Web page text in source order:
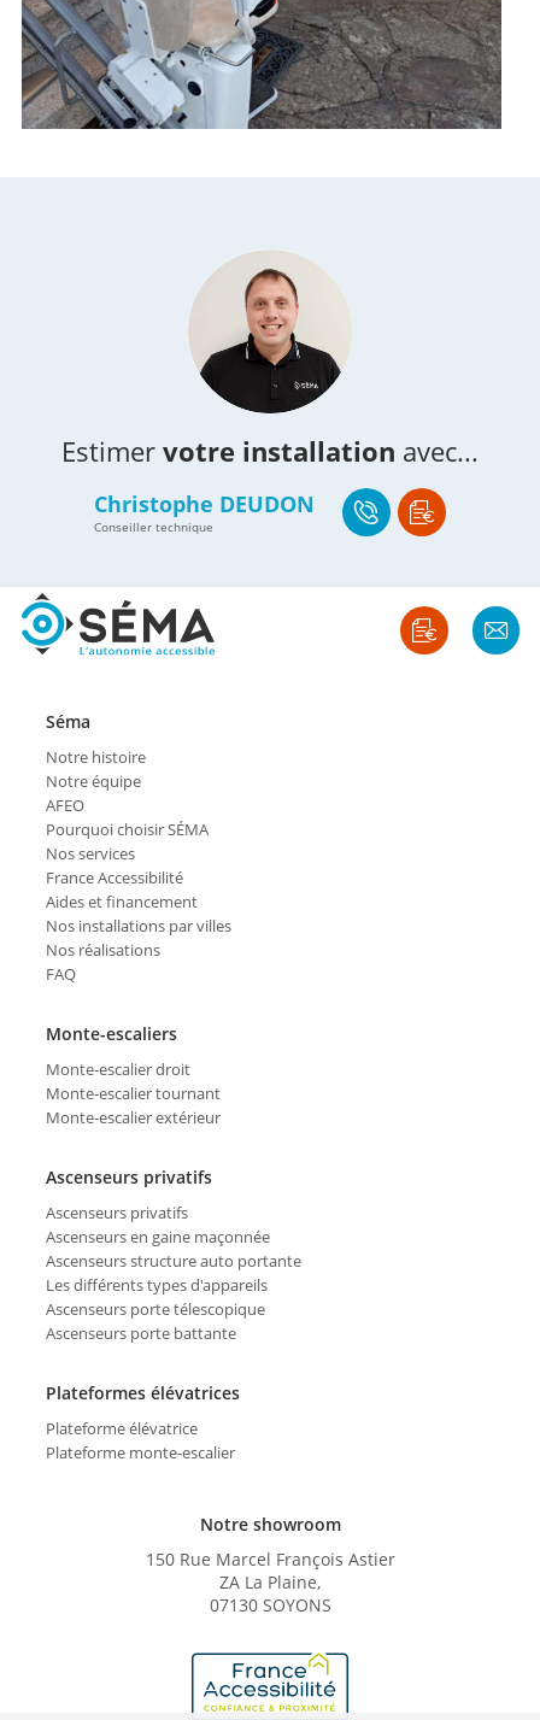
Estimer votre installation avec...
Christophe DEUDON
Conseiller technique
Notre showroom
150 Rue Marcel François Astier
ZA La Plaine,
07130 SOYONS
Séma
Notre histoire
Notre équipe
AFEO
Pourquoi choisir SÉMA
Nos services
France Accessibilité
Aides et financement
Nos installations par villes
Nos réalisations
FAQ
Monte-escaliers
Monte-escalier droit
Monte-escalier tournant
Monte-escalier extérieur
Ascenseurs privatifs
Ascenseurs privatifs
Ascenseurs en gaine maçonnée
Ascenseurs structure auto portante
Les différents types d'appareils
Ascenseurs porte télescopique
Ascenseurs porte battante
Plateformes élévatrices
Plateforme élévatrice
Plateforme monte-escalier